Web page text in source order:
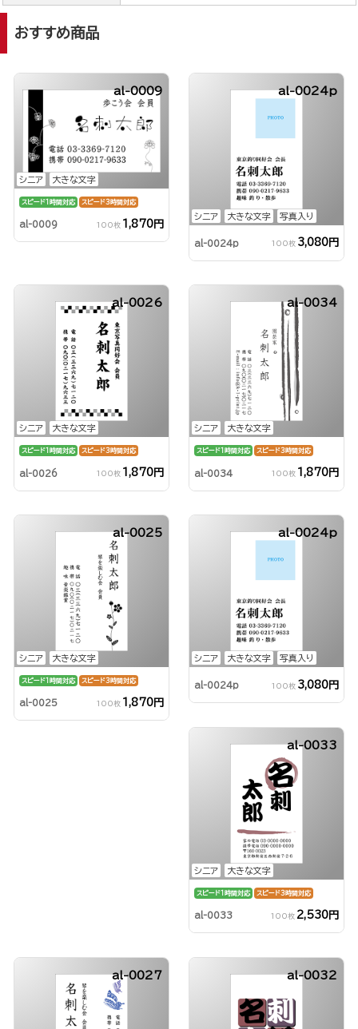
おすすめ商品
シニア 大きな文字
al-0009
スピード1時間対応 スピード3時間対応
al-0009 100枚 1,870円
シニア 大きな文字 写真入り
al-0024p
al-0024p 100枚 3,080円
シニア 大きな文字
al-0026
スピード1時間対応 スピード3時間対応
al-0026 100枚 1,870円
シニア 大きな文字
al-0034
スピード1時間対応 スピード3時間対応
al-0034 100枚 1,870円
シニア 大きな文字
al-0025
スピード1時間対応 スピード3時間対応
al-0025 100枚 1,870円
シニア 大きな文字 写真入り
al-0024p
al-0024p 100枚 3,080円
シニア 大きな文字
al-0033
スピード1時間対応 スピード3時間対応
al-0033 100枚 2,530円
al-0027 al-0032